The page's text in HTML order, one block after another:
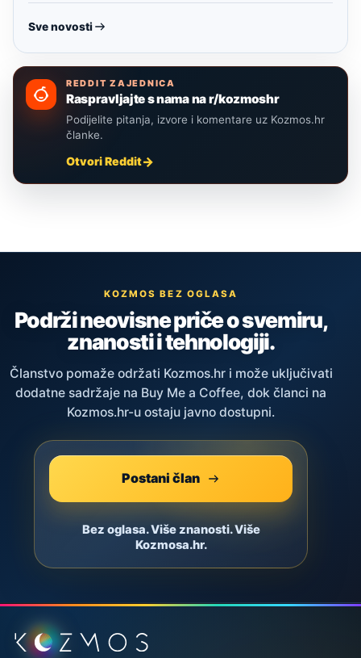
Sve novosti
REDDIT ZAJEDNICA
Raspravljajte s nama na r/kozmoshr
Podijelite pitanja, izvore i komentare uz Kozmos.hr
članke.
Otvori Reddit
KOZMOS BEZ OGLASA
Podrži neovisne priče o svemiru,
znanosti i tehnologiji.
Članstvo pomaže održati Kozmos.hr i može uključivati
dodatne sadržaje na Buy Me a Coffee, dok članci na
Kozmos.hr-u ostaju javno dostupni.
Postani član
Bez oglasa. Više znanosti. Više
Kozmosa.hr.
Podnožje stranice